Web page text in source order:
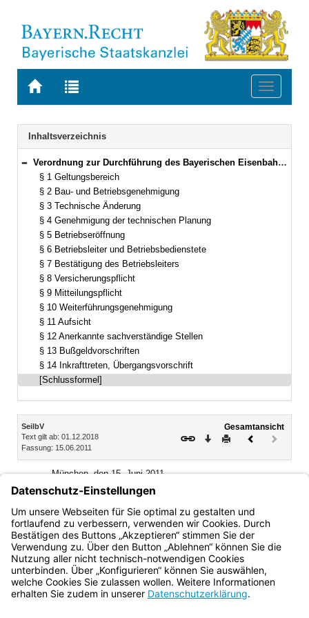
Zur
BAYERN.RECHT
Zur
letzten
Suche
Toggle
Navigation
Inhaltsverzeichnis
Bereich reduzieren
Verordnung zur Durchführung des Bayerischen Eisenbahn- und Seilbahngesetzes (Seilbahnverordnung – SeilbV) Vom 15. Juni 2011 (GVBl. S. 271) BayRS 932-1-3-B (§§ 1–14)
§ 1 Geltungsbereich
§ 2 Bau- und Betriebsgenehmigung
§ 3 Technische Änderung
§ 4 Genehmigung der technischen Planung
§ 5 Betriebseröffnung
§ 6 Betriebsleiter und Betriebsbedienstete
§ 7 Bestätigung des Betriebsleiters
§ 8 Versicherungspflicht
§ 9 Mitteilungspflicht
§ 10 Weiterführungsgenehmigung
§ 11 Aufsicht
§ 12 Anerkannte sachverständige Stellen
§ 13 Bußgeldvorschriften
§ 14 Inkrafttreten, Übergangsvorschrift
[Schlussformel]
Inhalt
SeilbV
Text gilt ab: 01.12.2018
Fassung: 15.06.2011
Gesamtansicht
Download
DruckenVorheriges
(inaktiv)
München, den 15. Juni 2011
Bayerisches Staatsministerium für Wirtschaft,
Infrastruktur, Verkehr und Technologie
Katja Hessel, Staatssekretärin
Bayern.de
BayernPortal